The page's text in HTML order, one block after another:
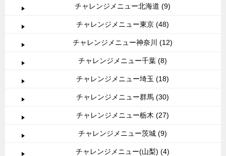
チャレンジメニュー北海道 (9)
チャレンジメニュー東京 (48)
チャレンジメニュー神奈川 (12)
チャレンジメニュー千葉 (8)
チャレンジメニュー埼玉 (18)
チャレンジメニュー群馬 (30)
チャレンジメニュー栃木 (27)
チャレンジメニュー茨城 (9)
チャレンジメニュー(山梨) (4)